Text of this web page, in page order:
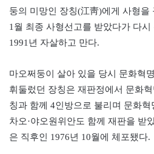
둥의 미망인 장칭(江靑)에게 사형을
1월 최종 사형선고를 받았다가 다
1991년 자살하고 만다.
마오쩌둥이 살아 있을 당시 문화혁
휘둘렀던 장칭은 재판정에서 문화
칭과 함께 4인방으로 불리며 문화혁
차오·야오원위안도 함께 재판을 받
은 직후인 1976년 10월에 체포됐다.